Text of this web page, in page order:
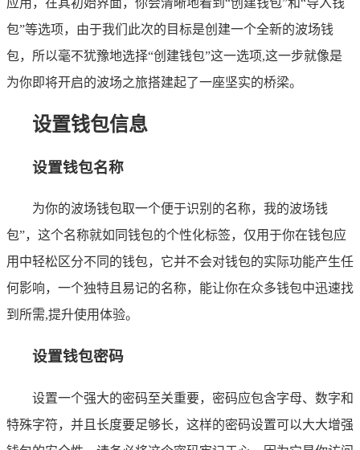
包”等选项，由于我们此次的目标是创建一个全新的波场钱
包，所以毫不犹豫地选择“创建钱包”这一选项,这一步就像是
为你即将开启的波场之旅搭建起了一座坚实的桥梁。
设置钱包信息
设置钱包名称
为你的波场钱包取一个便于识别的名称，我的波场钱
包”，这个名称就如同钱包的个性化标签，仅用于你在钱包应
用中轻松区分不同的钱包，它并不会对钱包的实际功能产生任
何影响，一个独特且易记的名称，能让你在众多钱包中迅速找
到所需,提升使用体验。
设置钱包密码
设置一个强大的密码至关重要，密码应包含字母、数字和
特殊字符，并且长度要足够长，这样的密码设置可以大大增强